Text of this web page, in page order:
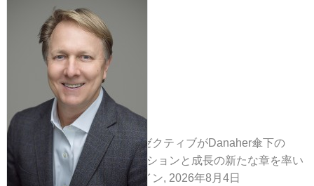
経験豊富な医療業界のエグゼクティブがDanaher傘下の
Masimoにおいて、イノベーションと成長の新たな章を率い
るカリフォルニア州アーバイン, 2026年8月4日